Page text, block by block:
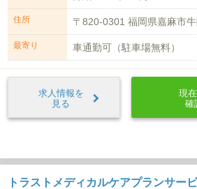
住所 〒820-0301 福岡県嘉麻市
最寄り 車通勤可（駐車場無料）
求人情報を
見る
現
確
トラストメディカルケアプランサー